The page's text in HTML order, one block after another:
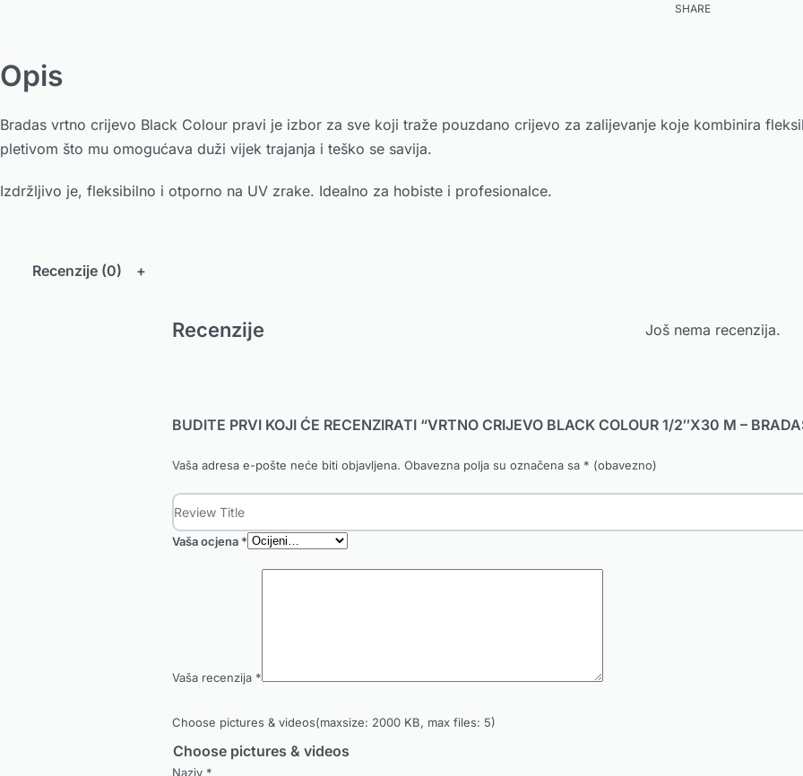
SHARE
Opis
Bradas vrtno crijevo Black Colour pravi je izbor za sve koji traže pouzdano crijevo za zalijevanje koje kombinira
pletivom što mu omogućava duži vijek trajanja i teško se savija.
Izdržljivo je, fleksibilno i otporno na UV zrake. Idealno za hobiste i profesionalce.
Recenzije (0)
Recenzije Još nema recenzija.
BUDITE PRVI KOJI ĆE RECENZIRATI “VRTNO CRIJEVO BLACK COLOUR 1/2″X30 M –
Vaša adresa e-pošte neće biti objavljena. Obavezna polja su označena sa * (obavezno)
Vaša ocjena *
Vaša recenzija *
Choose pictures & videos(maxsize: 2000 KB, max files: 5)
Choose pictures & videos
Naziv *